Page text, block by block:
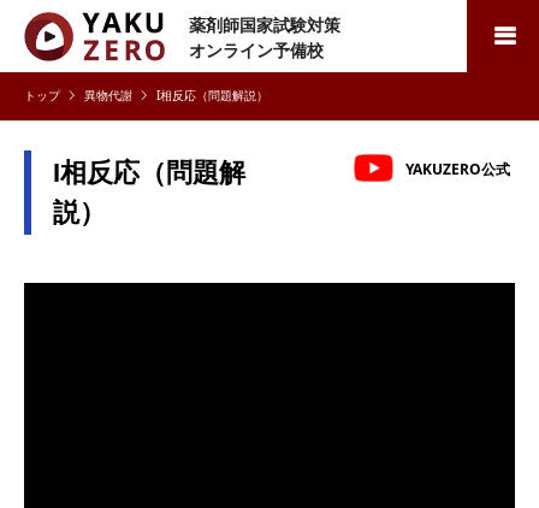
薬剤師国家試験対策
オンライン予備校
検索
異物代謝 I相反応（問題解説）
I相反応（問題解
説）
YAKUZERO公式